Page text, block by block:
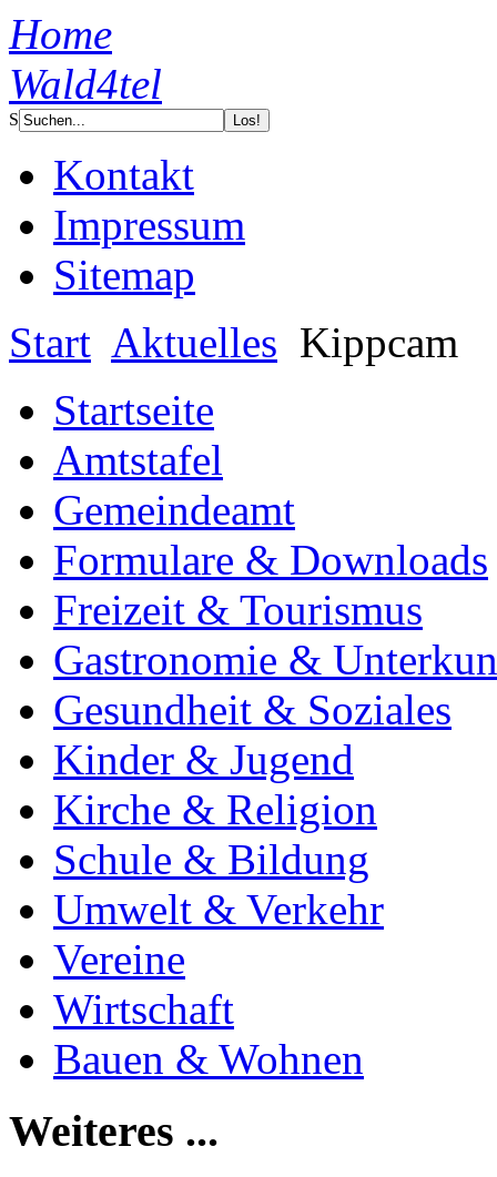
Home
Wald4tel
S
Kontakt
Impressum
Sitemap
Start Aktuelles Kippcam
Startseite
Amtstafel
Gemeindeamt
Formulare & Downloads
Freizeit & Tourismus
Gastronomie &
Gesundheit & Soziales
Kinder & Jugend
Kirche & Religion
Schule & Bildung
Umwelt & Verkehr
Vereine
Wirtschaft
Bauen & Wohnen
Weiteres ...